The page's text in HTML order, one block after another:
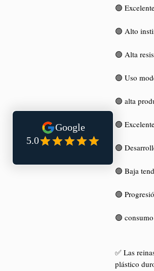
🟢
🟢 Alto
🟢 Alta
🟢 Uso
🟢 alta
🟢
🟢
🟢 Baja
🟢
🟢
✅ Las
plástico